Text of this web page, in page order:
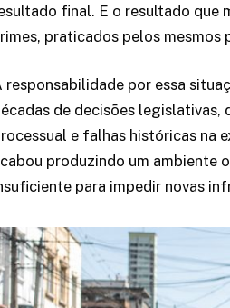
final. E o resultado que
praticados pelos
responsabilidade por essa
de decisões
e falhas históricas na
produzindo um ambiente
para impedir novas